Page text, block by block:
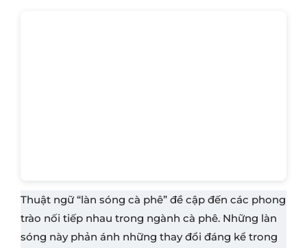
Thuật ngữ “làn sóng cà phê” đề cập đến các phong
trào nối tiếp nhau trong ngành cà phê. Những làn
sóng này phản ánh những thay đổi đáng kể trong